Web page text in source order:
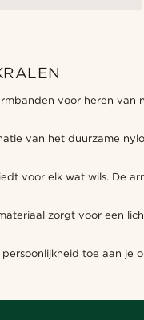
voor heren van
van het duurzame
voor elk wat wils. De
zorgt voor een
toe aan je